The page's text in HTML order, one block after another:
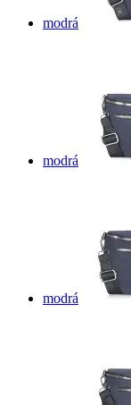
modrá
modrá
modrá